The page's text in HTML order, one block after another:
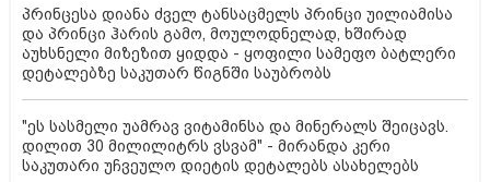
პრინცესა დიანა ძველ ტანსაცმელს პრინცი უილიამისა
და პრინცი ჰარის გამო, მოულოდნელად, ხშირად
აუხსნელი მიზეზით ყიდდა - ყოფილი სამეფო ბატლერი
დეტალებზე საკუთარ წიგნში საუბრობს
"ეს სასმელი უამრავ ვიტამინსა და მინერალს შეიცავს.
დილით 30 მილილიტრს ვსვამ" - მირანდა კერი
საკუთარი უჩვეულო დიეტის დეტალებს ასახელებს